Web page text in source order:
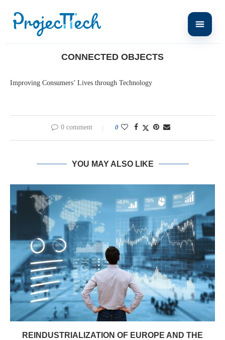
CONNECTED OBJECTS
Improving Consumers’ Lives through Technology
0 comment 0
YOU MAY ALSO LIKE
REINDUSTRIALIZATION OF EUROPE AND THE